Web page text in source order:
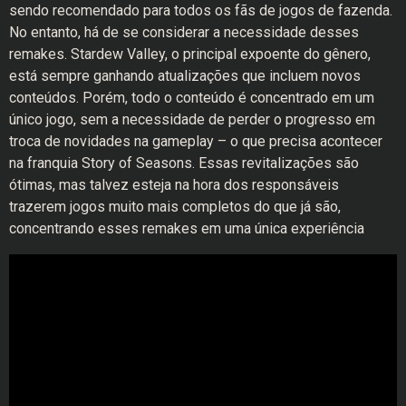
sendo recomendado para todos os fãs de jogos de fazenda.
No entanto, há de se considerar a necessidade desses
remakes. Stardew Valley, o principal expoente do gênero,
está sempre ganhando atualizações que incluem novos
conteúdos. Porém, todo o conteúdo é concentrado em um
único jogo, sem a necessidade de perder o progresso em
troca de novidades na gameplay – o que precisa acontecer
na franquia Story of Seasons. Essas revitalizações são
ótimas, mas talvez esteja na hora dos responsáveis
trazerem jogos muito mais completos do que já são,
concentrando esses remakes em uma única experiência